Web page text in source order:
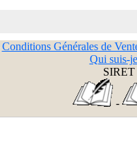
Conditions Générales de
Qui suis-
SIRET
-